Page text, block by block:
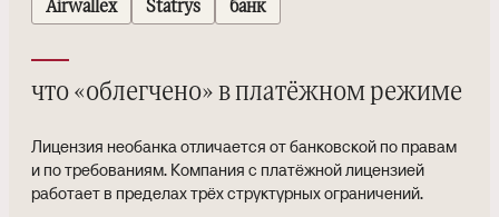
Airwallex Statrys банк
что «облегчено» в платёжном режиме
Лицензия необанка отличается от банковской по правам
и по требованиям. Компания с платёжной лицензией
работает в пределах трёх структурных ограничений.